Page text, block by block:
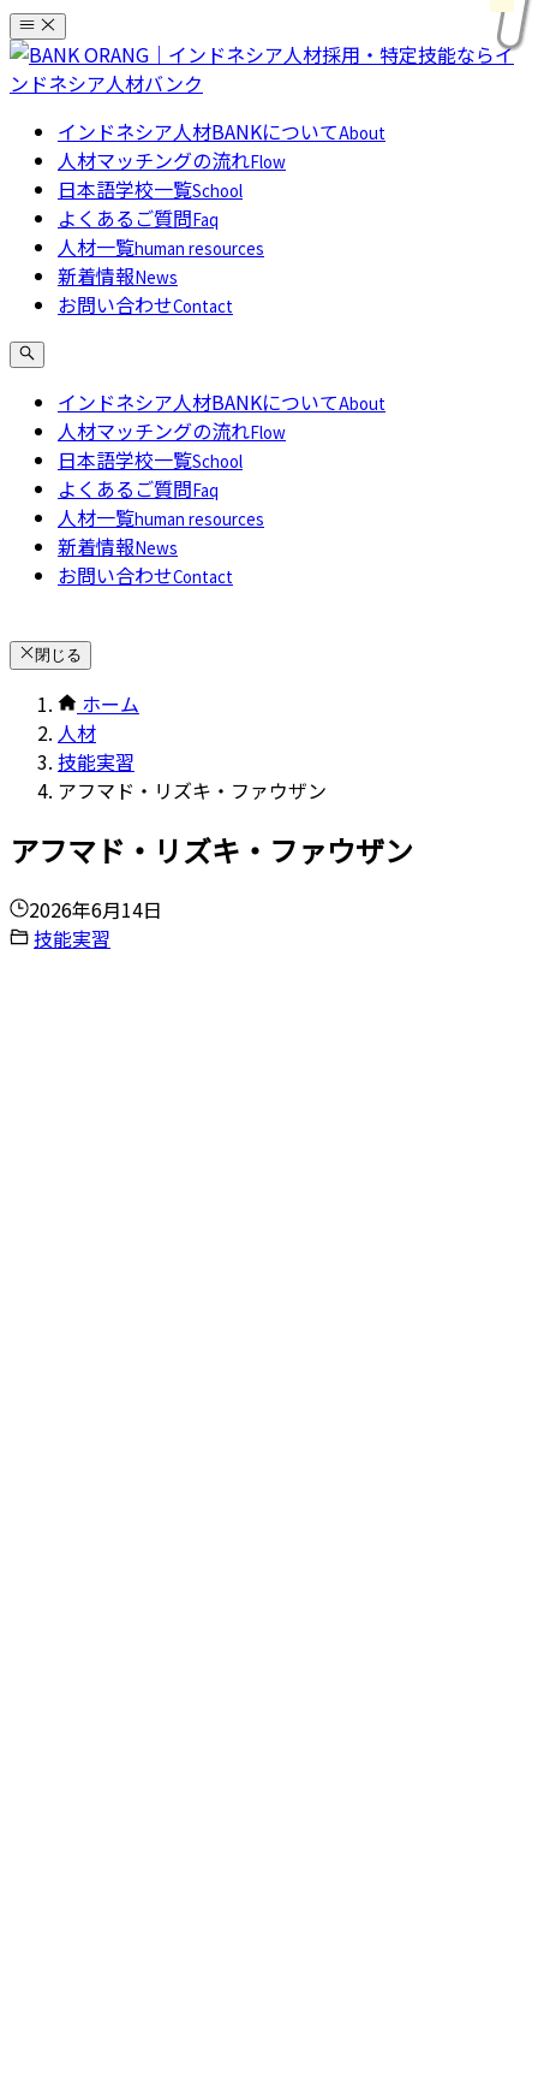
コ
ン
テ
インドネシア人材BANKについてAbout
人材マッチングの流れFlow
日本語学校一覧School
よくあるご質問Faq
人材一覧human resources
新着情報News
お問い合わせContact
インドネシア人材BANKについてAbout
人材マッチングの流れFlow
日本語学校一覧School
よくあるご質問Faq
人材一覧human resources
新着情報News
お問い合わせContact
閉じる
ホーム
人材
技能実習
アフマド・リズキ・ファウザン
アフマド・リズキ・ファウザン
2026年6月14日
技能実習